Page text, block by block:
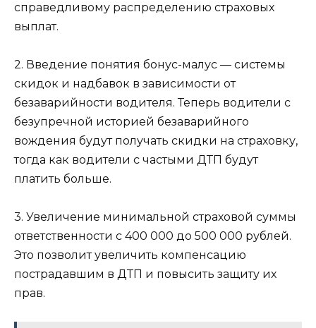
справедливому распределению страховых
выплат.
2. Введение понятия бонус-малус — системы
скидок и надбавок в зависимости от
безаварийности водителя. Теперь водители с
безупречной историей безаварийного
вождения будут получать скидки на страховку,
тогда как водители с частыми ДТП будут
платить больше.
3. Увеличение минимальной страховой суммы
ответственности с 400 000 до 500 000 рублей.
Это позволит увеличить компенсацию
пострадавшим в ДТП и повысить защиту их
прав.